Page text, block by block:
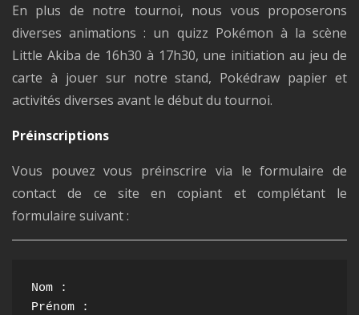
En plus de notre tournoi, nous vous proposerons
diverses animations : un quizz Pokémon à la scène
Little Akiba de 16h30 à 17h30, une initiation au jeu de
carte à jouer sur notre stand, Pokédraw papier et
activités diverses avant le début du tournoi.
Préinscriptions
Vous pouvez vous préinscrire via le formulaire de
contact de ce site en copiant et complétant le
formulaire suivant :
Nom :
Prénom :